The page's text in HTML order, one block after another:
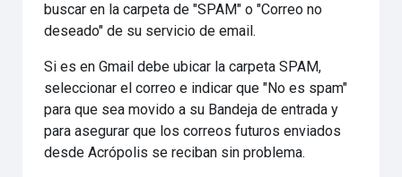
buscar en la carpeta de "SPAM" o "Correo no
deseado" de su servicio de email.
Si es en Gmail debe ubicar la carpeta SPAM,
seleccionar el correo e indicar que "No es spam"
para que sea movido a su Bandeja de entrada y
para asegurar que los correos futuros enviados
desde Acrópolis se reciban sin problema.